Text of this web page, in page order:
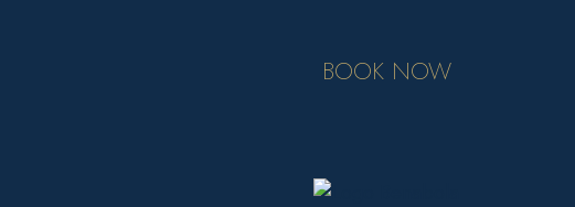
BOOK NOW